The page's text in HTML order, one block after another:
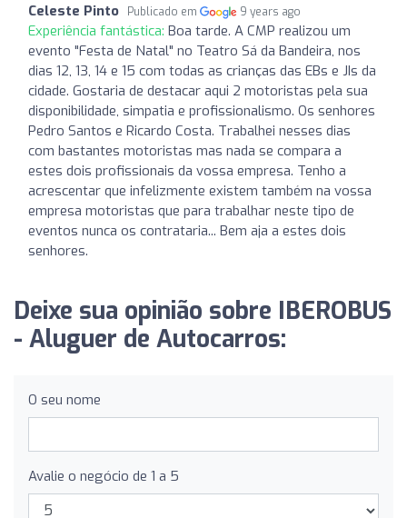
Celeste Pinto Publicado em 9 years ago
Experiência fantástica: Boa tarde. A CMP realizou um
evento "Festa de Natal" no Teatro Sá da Bandeira, nos
dias 12, 13, 14 e 15 com todas as crianças das EBs e JIs da
cidade. Gostaria de destacar aqui 2 motoristas pela sua
disponibilidade, simpatia e profissionalismo. Os senhores
Pedro Santos e Ricardo Costa. Trabalhei nesses dias
com bastantes motoristas mas nada se compara a
estes dois profissionais da vossa empresa. Tenho a
acrescentar que infelizmente existem também na vossa
empresa motoristas que para trabalhar neste tipo de
eventos nunca os contrataria... Bem aja a estes dois
senhores.
Deixe sua opinião sobre IBEROBUS
- Aluguer de Autocarros:
O seu nome
Avalie o negócio de 1 a 5